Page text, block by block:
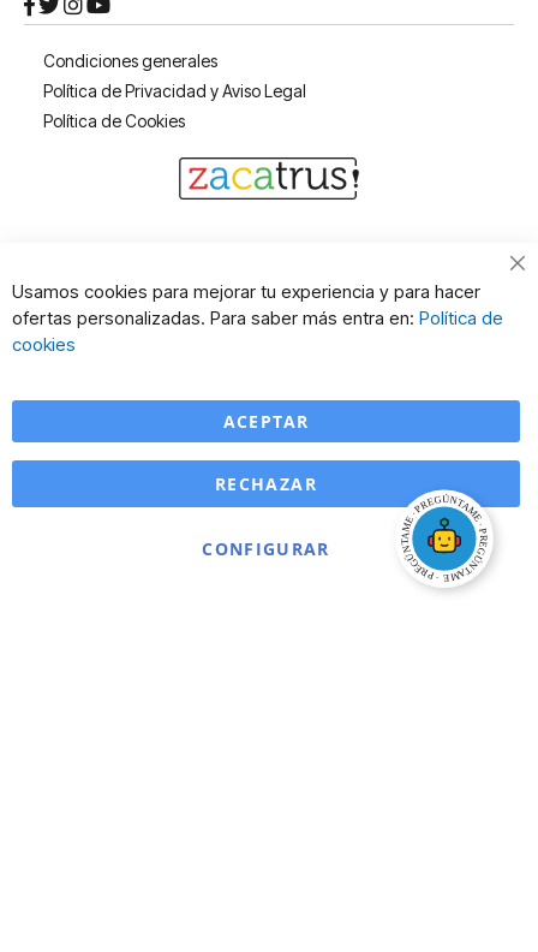
Condiciones generales
Política de Privacidad y Aviso Legal
Política de Cookies
Usamos cookies para mejorar tu experiencia y para hacer
ofertas personalizadas. Para saber más entra en: Política de
cookies
ACEPTAR
CONFIGURAR
RECHAZAR